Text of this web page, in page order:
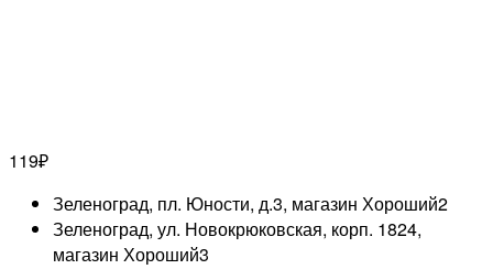
119₽
Зеленоград, пл. Юности, д.3, магазин Хороший2
Зеленоград, ул. Новокрюковская, корп. 1824,
магазин Хороший3